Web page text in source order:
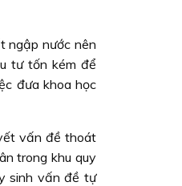
ngập nước nên
tư tốn kém để
đưa khoa học
vấn đề thoát
trong khu quy
sinh vấn đề tự